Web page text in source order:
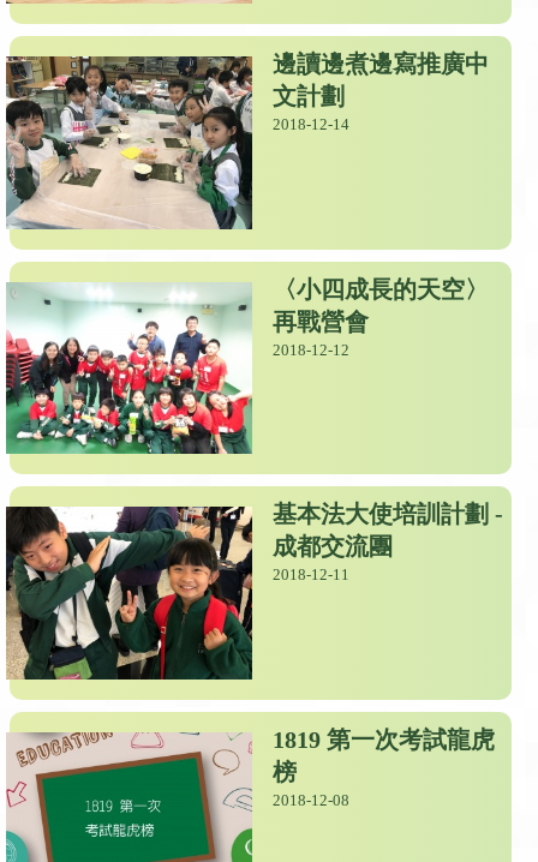
邊讀邊煮邊寫推廣中
文計劃
2018-12-14
〈小四成長的天空〉
再戰營會
2018-12-12
基本法大使培訓計劃 -
成都交流團
2018-12-11
1819 第一次考試龍虎
榜
2018-12-08